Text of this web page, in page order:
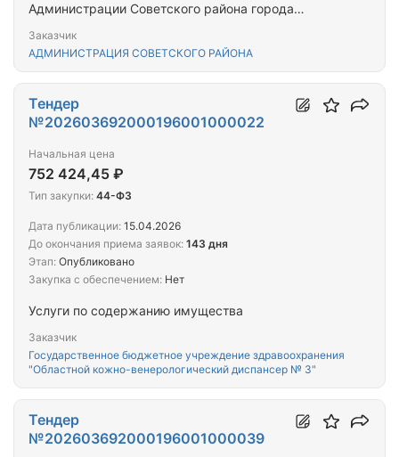
Администрации Советского района города
Заказчик
АДМИНИСТРАЦИЯ СОВЕТСКОГО РАЙОНА
Услуги по содержанию имущества
Заказчик
Государственное бюджетное учреждение здравоохранения
"Областной кожно-венерологический диспансер № 3"
Тендер
№202603692000196001000022
Начальная цена
752 424,45 ₽
Тип закупки: 44-ФЗ
Дата публикации: 15.04.2026
До окончания приема заявок: 143 дня
Этап: Опубликовано
Закупка с обеспечением: Нет
Тендер
№202603692000196001000039